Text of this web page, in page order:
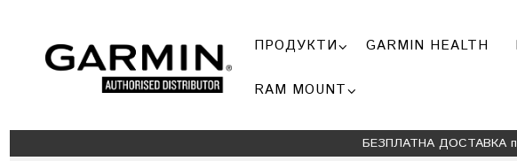
ПРОДУКТИ GARMIN HEALTH
RAM MOUNT
БЕЗПЛАТНА ДОСТАВКА